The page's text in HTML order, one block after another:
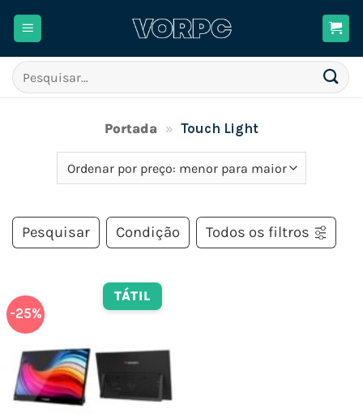
Pesquisar
por:
Portada » Touch Light
Pesquisar Condição Todos os filtros
-25%
TÁTIL